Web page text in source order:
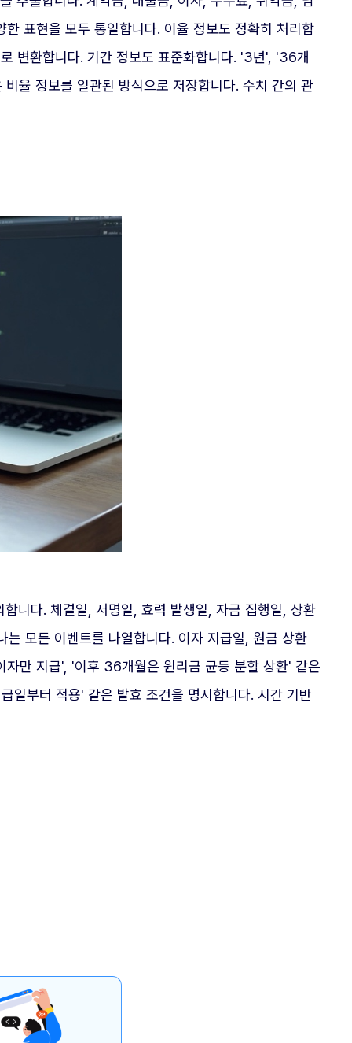
표현을 모두 통일합니다. 이율 정보도 정확히 처리합
변환합니다. 기간 정보도 표준화합니다. '3년', '36개
율 정보를 일관된 방식으로 저장합니다. 수치 간의 관
니다. 체결일, 서명일, 효력 발생일, 자금 집행일, 상환
모든 이벤트를 나열합니다. 이자 지급일, 원금 상환
만 지급', '이후 36개월은 원리금 균등 분할 상환' 같은
일부터 적용' 같은 발효 조건을 명시합니다. 시간 기반